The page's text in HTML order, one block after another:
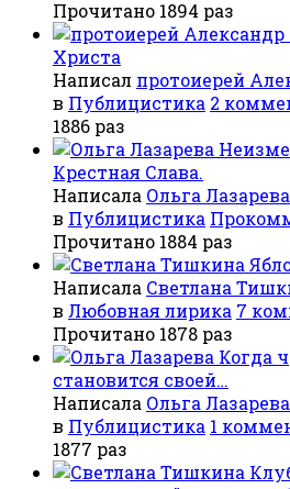
Прочитано 1894 раз
Христа
Написал протоиерей
в Публицистика 2
1886 раз
Крестная Слава.
Написала Ольга Лазарева
в Публицистика
Прочитано 1884 раз
Написала Светлана
в Любовная лирика 7
Прочитано 1878 раз
Когда
становится своей…
Написала Ольга Лазарева
в Публицистика 1
1877 раз